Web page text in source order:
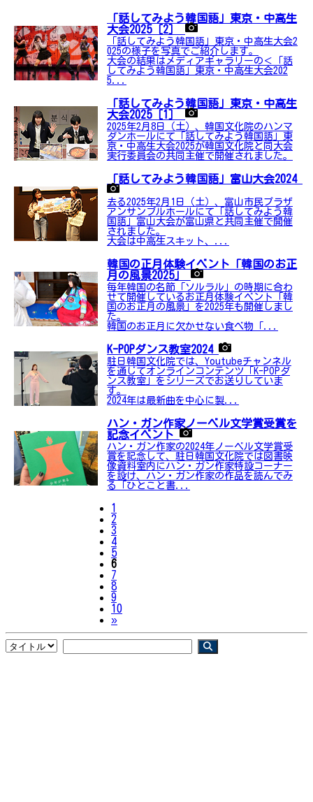
「話してみよう韓国語」東京・中高生
大会2025［2］
「話してみよう韓国語」東京・中高生大会2
025の様子を写真でご紹介します。
大会の結果はメディアギャラリーの＜「話
してみよう韓国語」東京・中高生大会202
5...
「話してみよう韓国語」東京・中高生
大会2025［1］
2025年2月8日（土）、韓国文化院のハンマ
ダンホールにて「話してみよう韓国語」東
京・中高生大会2025が韓国文化院と同大会
実行委員会の共同主催で開催されました。
「話してみよう韓国語」富山大会2024
去る2025年2月1日（土）、富山市民プラザ
アンサンブルホールにて「話してみよう韓
国語」富山大会が富山県と共同主催で開催
されました。
大会は中高生スキット、...
韓国の正月体験イベント「韓国のお正
月の風景2025」
毎年韓国の名節「ソルラル」の時期に合わ
せて開催しているお正月体験イベント「韓
国のお正月の風景」を2025年も開催しまし
た。
韓国のお正月に欠かせない食べ物「...
K-POPダンス教室2024
駐日韓国文化院では、Youtubeチャンネル
を通じてオンラインコンテンツ「K-POPダ
ンス教室」をシリーズでお送りしていま
す。
2024年は最新曲を中心に製...
ハン・ガン作家ノーベル文学賞受賞を
記念イベント
ハン・ガン作家の2024年ノーベル文学賞受
賞を記念して、駐日韓国文化院では図書映
像資料室内にハン・ガン作家特設コーナー
を設け、ハン・ガン作家の作品を読んでみ
る「ひとこと書...
1
2
3
4
5
6
7
8
9
10
»Next